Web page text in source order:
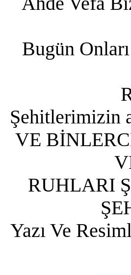
Bugün
Şehitlerimizin
VE
RUHLARI
Yazı Ve